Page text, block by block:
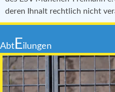
deren Ihnalt rechtlich nicht
Abt Eilungen